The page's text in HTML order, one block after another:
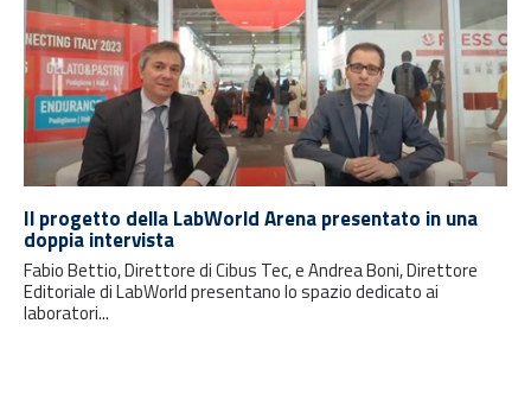
Il progetto della LabWorld Arena presentato in una
doppia intervista
Fabio Bettio, Direttore di Cibus Tec, e Andrea Boni, Direttore
Editoriale di LabWorld presentano lo spazio dedicato ai
laboratori...